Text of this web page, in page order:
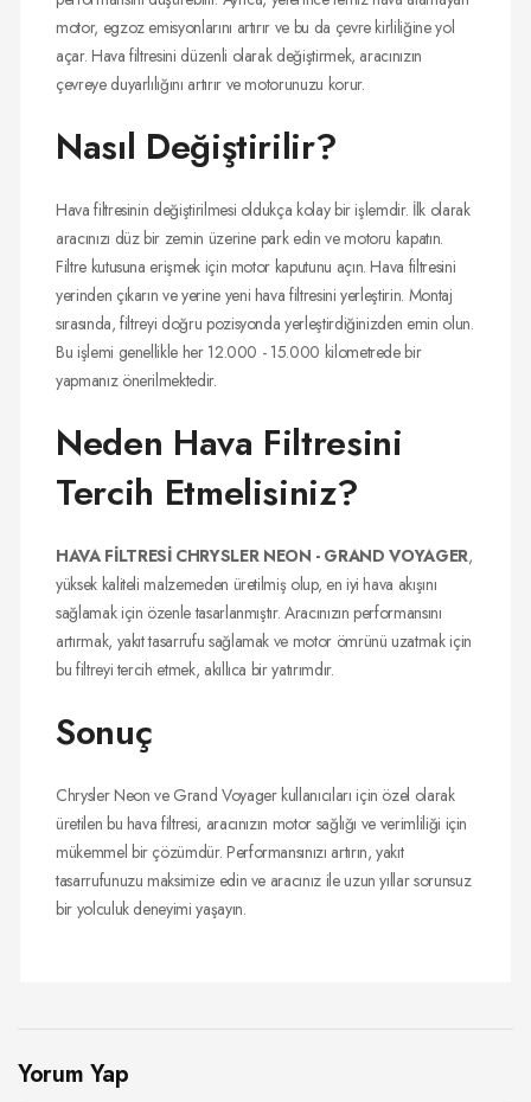
motor, egzoz emisyonlarını artırır ve bu da çevre kirliliğine yol
açar. Hava filtresini düzenli olarak değiştirmek, aracınızın
çevreye duyarlılığını artırır ve motorunuzu korur.
Nasıl Değiştirilir?
Hava filtresinin değiştirilmesi oldukça kolay bir işlemdir. İlk olarak
aracınızı düz bir zemin üzerine park edin ve motoru kapatın.
Filtre kutusuna erişmek için motor kaputunu açın. Hava filtresini
yerinden çıkarın ve yerine yeni hava filtresini yerleştirin. Montaj
sırasında, filtreyi doğru pozisyonda yerleştirdiğinizden emin olun.
Bu işlemi genellikle her 12.000 - 15.000 kilometrede bir
yapmanız önerilmektedir.
Neden Hava Filtresini
Tercih Etmelisiniz?
HAVA FİLTRESİ CHRYSLER NEON - GRAND VOYAGER,
yüksek kaliteli malzemeden üretilmiş olup, en iyi hava akışını
sağlamak için özenle tasarlanmıştır. Aracınızın performansını
artırmak, yakıt tasarrufu sağlamak ve motor ömrünü uzatmak için
bu filtreyi tercih etmek, akıllıca bir yatırımdır.
Sonuç
Chrysler Neon ve Grand Voyager kullanıcıları için özel olarak
üretilen bu hava filtresi, aracınızın motor sağlığı ve verimliliği için
mükemmel bir çözümdür. Performansınızı artırın, yakıt
tasarrufunuzu maksimize edin ve aracınız ile uzun yıllar sorunsuz
bir yolculuk deneyimi yaşayın.
Yorum Yap